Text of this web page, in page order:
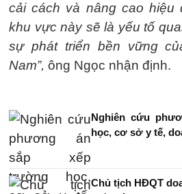
cải cách và nâng cao hiệu
khu vực này sẽ là yếu tố
sự phát triển bền vững
Nam”, ông Ngọc nhận định.
Nghiên cứu
học, cơ sở y tế,
Chủ tịch HĐQT